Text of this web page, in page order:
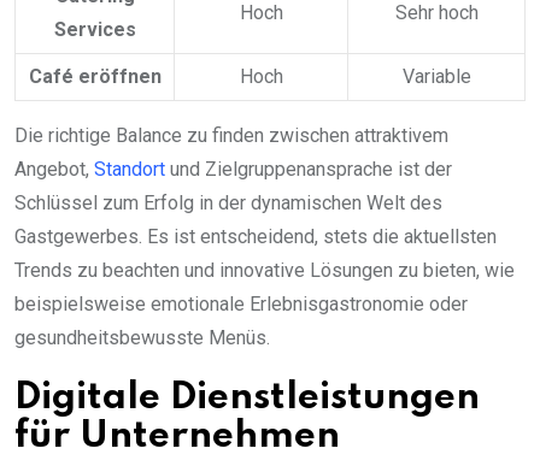
Services
Hoch Sehr hoch
Café eröffnen Hoch Variable
Die richtige Balance zu finden zwischen attraktivem
Angebot, Standort und Zielgruppenansprache ist der
Schlüssel zum Erfolg in der dynamischen Welt des
Gastgewerbes. Es ist entscheidend, stets die aktuellsten
Trends zu beachten und innovative Lösungen zu bieten, wie
beispielsweise emotionale Erlebnisgastronomie oder
gesundheitsbewusste Menüs.
Digitale Dienstleistungen
für Unternehmen